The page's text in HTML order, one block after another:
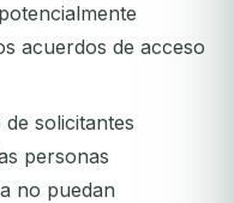
acuerdos de acceso
solicitantes
personas
no puedan